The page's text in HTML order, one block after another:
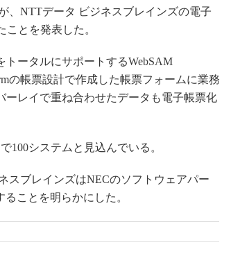
、NTTデータ ビジネスブレインズの電子
ことを発表した。
ータルにサポートするWebSAM
の帳票設計で作成した帳票フォームに業務
レイで重ね合わせたデータも電子帳票化
システムと見込んでいる。
ブレインズはNECのソフトウェアパー
ことを明らかにした。